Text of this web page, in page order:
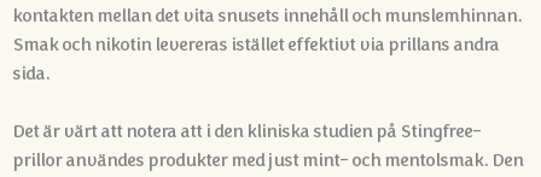
kontakten mellan det vita snusets innehåll och munslemhinnan.
Smak och nikotin levereras istället effektivt via prillans andra
sida.
Det är värt att notera att i den kliniska studien på Stingfree-
prillor användes produkter med just mint- och mentolsmak. Den